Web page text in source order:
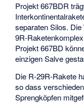
Projekt 667BDR
separaten Silos.
9R-
Projekt 667BD
einzigen Salve
Die R-29R-Rakete
so dass
Sprengköpfen